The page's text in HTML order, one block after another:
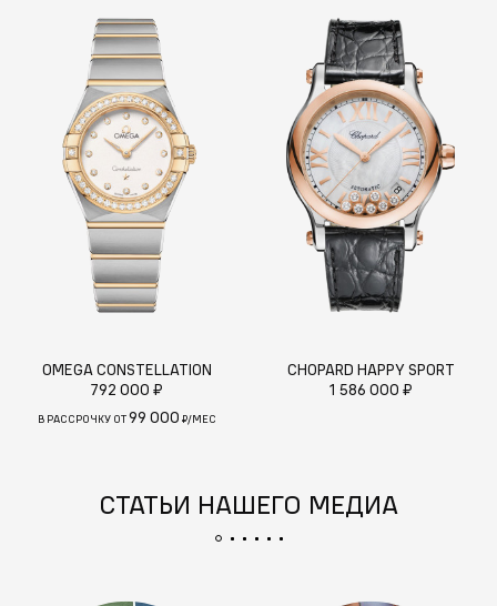
OMEGA CONSTELLATION
792 000 ₽
В РАССРОЧКУ ОТ99 000 ₽/МЕС
CHOPARD HAPPY SPORT
1 586 000 ₽
СТАТЬИ НАШЕГО МЕДИА